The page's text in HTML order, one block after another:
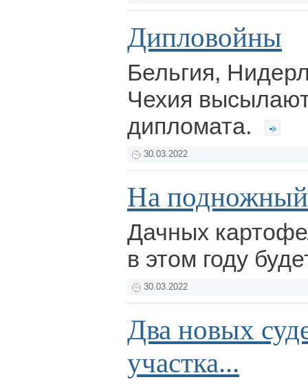
Дипловойны
Бельгия,
Чехия
дипломата.
30.03.2022
На
Дачных
в этом году
30.03.2022
Два новых
участка...